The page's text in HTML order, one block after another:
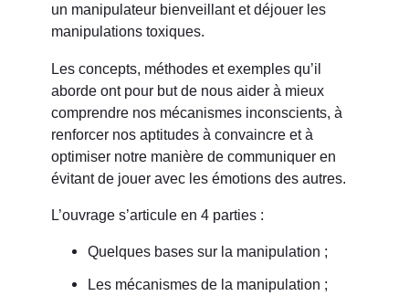
un manipulateur bienveillant et déjouer les
manipulations toxiques.
Les concepts, méthodes et exemples qu’il
aborde ont pour but de nous aider à mieux
comprendre nos mécanismes inconscients, à
renforcer nos aptitudes à convaincre et à
optimiser notre manière de communiquer en
évitant de jouer avec les émotions des autres.
L’ouvrage s’articule en 4 parties :
Quelques bases sur la manipulation ;
Les mécanismes de la manipulation ;